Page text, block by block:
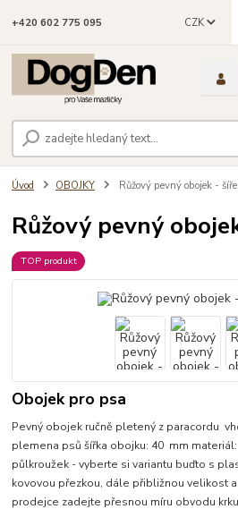
CZK
+420 602 775 095
Úvod OBOJKY Růžový pevný obojek -
Růžový pevný
TOP produkt
Obojek pro psa
Pevný obojek ručně pletený z paracordu
plemena psů šířka obojku: 40 mm
půlkroužek - vyberte si variantu buďto s
kovovou přezkou, dále přibližnou velikost
prodejce zadejte přesnou míru obvodu krku